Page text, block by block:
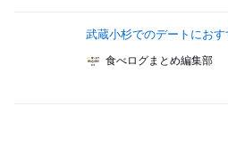
武蔵小杉でのデートにお
食べログまとめ編集部